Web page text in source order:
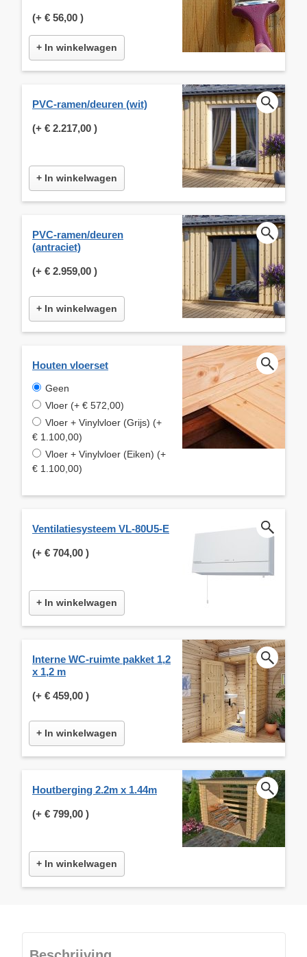
(+ € 56,00 )
+ In winkelwagen
PVC-ramen/deuren (wit)
(+ € 2.217,00 )
+ In winkelwagen
PVC-ramen/deuren
(antraciet)
(+ € 2.959,00 )
+ In winkelwagen
Houten vloerset
Geen
Vloer (+ € 572,00)
Vloer + Vinylvloer (Grijs) (+
€ 1.100,00)
Vloer + Vinylvloer (Eiken) (+
€ 1.100,00)
Ventilatiesysteem VL-80U5-E
(+ € 704,00 )
+ In winkelwagen
Interne WC-ruimte pakket 1,2
x 1,2 m
(+ € 459,00 )
+ In winkelwagen
Houtberging 2.2m x 1.44m
(+ € 799,00 )
+ In winkelwagen